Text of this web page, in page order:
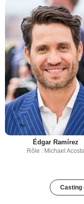
Édgar Ramírez
Rôle : Michael Acosta
Casting